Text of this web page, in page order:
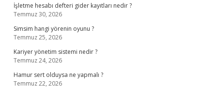
İşletme hesabı defteri gider kayıtları nedir ?
Temmuz 30, 2026
Simsim hangi yörenin oyunu ?
Temmuz 25, 2026
Kariyer yönetim sistemi nedir ?
Temmuz 24, 2026
Hamur sert olduysa ne yapmalı ?
Temmuz 22, 2026